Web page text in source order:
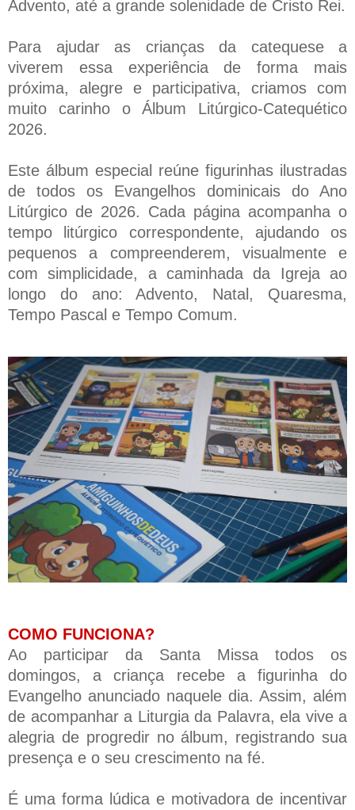
Advento, até a grande solenidade de Cristo Rei.
Para ajudar as crianças da catequese a
viverem essa experiência de forma mais
próxima, alegre e participativa, criamos com
muito carinho o Álbum Litúrgico-Catequético
2026.
Este álbum especial reúne figurinhas ilustradas
de todos os Evangelhos dominicais do Ano
Litúrgico de 2026. Cada página acompanha o
tempo litúrgico correspondente, ajudando os
pequenos a compreenderem, visualmente e
com simplicidade, a caminhada da Igreja ao
longo do ano: Advento, Natal, Quaresma,
Tempo Pascal e Tempo Comum.
COMO FUNCIONA?
Ao participar da Santa Missa todos os
domingos, a criança recebe a figurinha do
Evangelho anunciado naquele dia. Assim, além
de acompanhar a Liturgia da Palavra, ela vive a
alegria de progredir no álbum, registrando sua
presença e o seu crescimento na fé.
É uma forma lúdica e motivadora de incentivar